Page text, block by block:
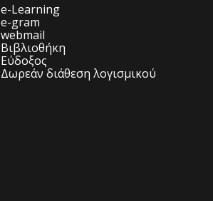
e-Learning
e-gram
webmail
Βιβλιοθήκη
Εύδοξος
Δωρεάν διάθεση λογισμικού